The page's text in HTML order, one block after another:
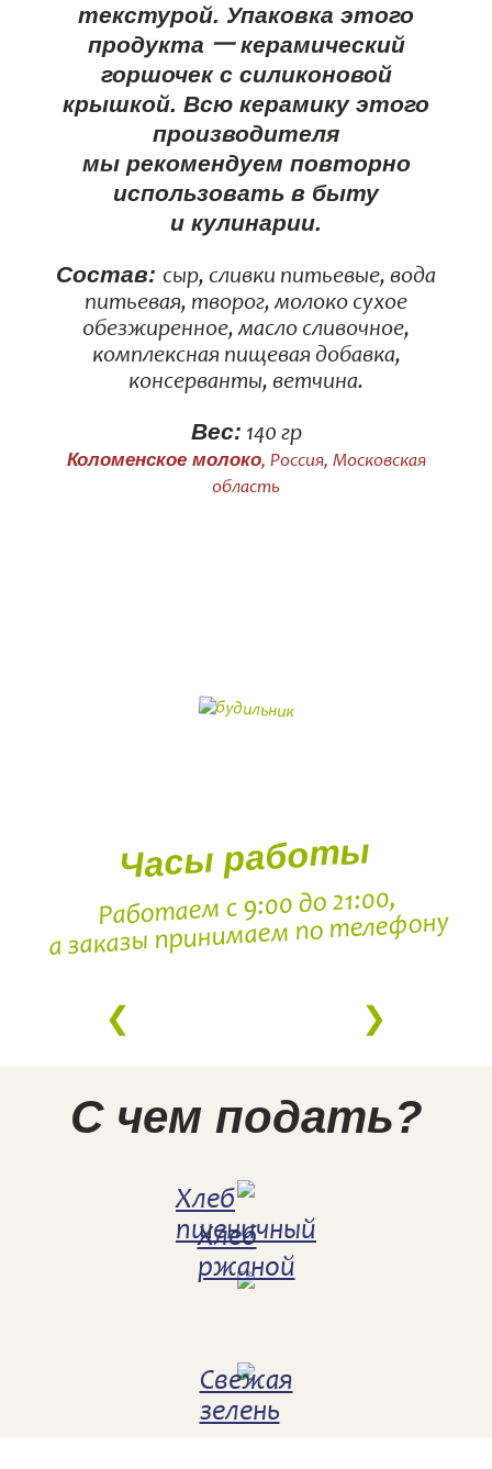
текстурой. Упаковка этого
продукта 一 керамический
горшочек с силиконовой
крышкой. Всю керамику этого
производителя
мы рекомендуем повторно
использовать в быту
и кулинарии.
Состав: сыр, сливки питьевые, вода
питьевая, творог, молоко сухое
обезжиренное, масло сливочное,
комплексная пищевая добавка,
консерванты, ветчина.
Вес: 140 гр
Коломенское молоко, Россия, Московская
область
Часы работы
Работаем с 9:00 до 21:00,
а заказы принимаем по телефону
С чем подать?
Хлеб
пшеничный
Хлеб
ржаной
Свежая
зелень